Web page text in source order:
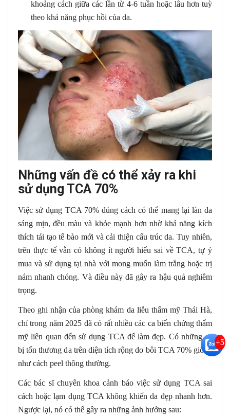
khoảng cách giữa các lần từ 4-6 tuần hoặc lâu hơn tuỳ
theo khả năng phục hồi của da.
Những vấn đề có thể xảy ra khi
sử dụng TCA 70%
Việc sử dụng TCA 70% đúng cách có thể mang lại làn da
sáng mịn, đều màu và khỏe mạnh hơn nhờ khả năng kích
thích tái tạo tế bào mới và cải thiện cấu trúc da. Tuy nhiên,
trên thực tế vẫn có không ít người hiểu sai về TCA, tự ý
mua và sử dụng tại nhà với mong muốn làm trắng hoặc trị
nám nhanh chóng. Và điều này đã gây ra hậu quả nghiêm
trọng.
Theo ghi nhận của phòng khám da liễu thẩm mỹ Thái Hà,
chỉ trong năm 2025 đã có rất nhiều các ca biến chứng thẩm
mỹ liên quan đến sử dụng TCA để làm đẹp. Có những ca
bị tổn thương da trên diện tích rộng do bôi TCA 70% giống
như cách peel thông thường.
Các bác sĩ chuyên khoa cảnh báo việc sử dụng TCA sai
cách hoặc lạm dụng TCA không khiến da đẹp nhanh hơn.
Ngược lại, nó có thể gây ra những ảnh hưởng sau:
+5